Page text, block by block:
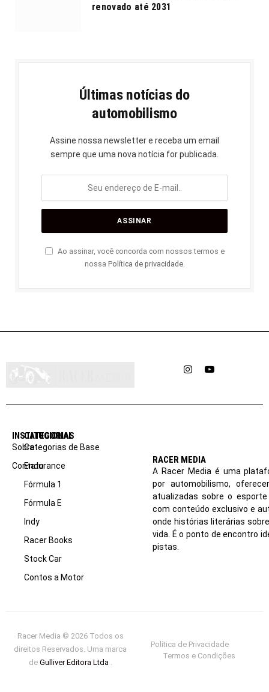
renovado até 2031
Últimas notícias do
automobilismo
Assine nossa newsletter e receba um email
sempre que uma nova notícia for publicada.
Ao assinar, você concorda com nossos termos e
nossa Política de privacidade.
InstagramYouTube
INSTITUCIONAL
Sobre
Contato
CATEGORIAS
Categorias de Base
Endurance
Fórmula 1
Fórmula E
Indy
Racer Books
Stock Car
Contos a Motor
RACER MEDIA
A Racer Media é uma
por automobilismo,
atualizadas sobre o
com conteúdo exclusivo e
onde histórias literárias
vida. É o ponto de encontro
pistas.
Racer Media © 2026 Todos os
direitos Reservados. Uma marca
de Gulliver Editora Ltda
Política de Privacidade
Termos e Condições